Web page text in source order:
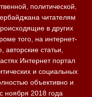
политической,
читателям
в других
того, на интернет-
статьи,
Интернет портал
и социальных
объективно и
ноября 2018 года